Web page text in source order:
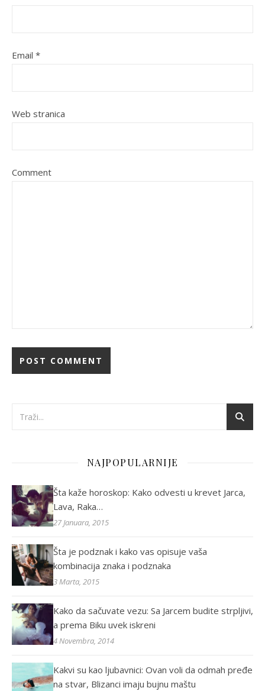
Email *
Web stranica
Comment
NAJPOPULARNIJE
Šta kaže horoskop: Kako odvesti u krevet Jarca,
Lava, Raka…
27 Januara, 2015
Šta je podznak i kako vas opisuje vaša
kombinacija znaka i podznaka
3 Marta, 2015
Kako da sačuvate vezu: Sa Jarcem budite strpljivi,
a prema Biku uvek iskreni
4 Novembra, 2014
Kakvi su kao ljubavnici: Ovan voli da odmah pređe
na stvar, Blizanci imaju bujnu maštu